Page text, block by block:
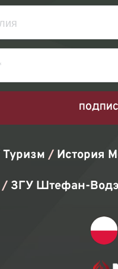
Туризм / История
/ ЗГУ Штефан-Водэ